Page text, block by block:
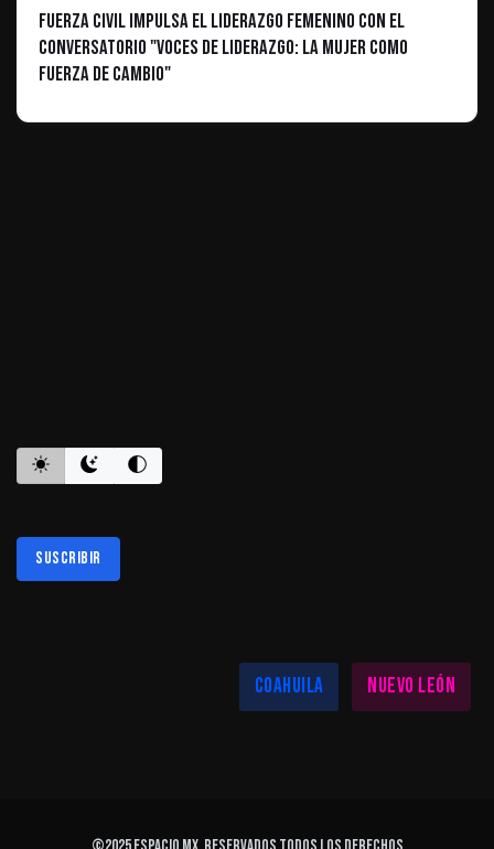
Fuerza Civil Impulsa el Liderazgo Femenino con el
Conversatorio "Voces de Liderazgo: La Mujer como
Fuerza de Cambio"
Suscribir
Coahuila
Nuevo León